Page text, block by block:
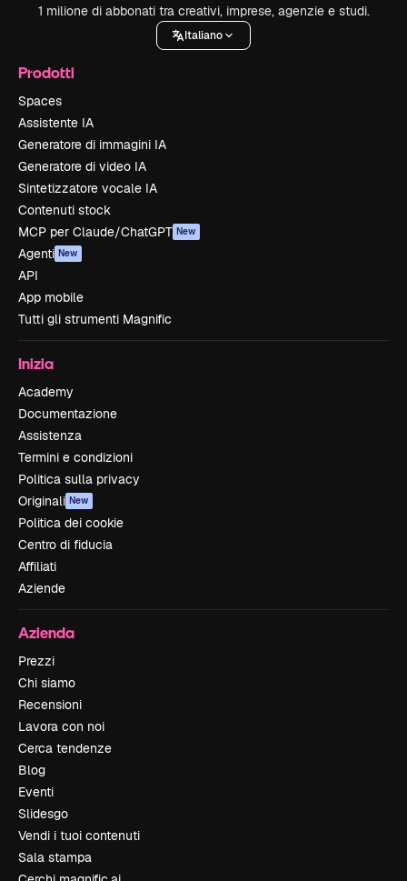
1 milione di abbonati tra creativi, imprese, agenzie e studi.
Italiano
Prodotti
Spaces
Assistente IA
Generatore di immagini IA
Generatore di video IA
Sintetizzatore vocale IA
Contenuti stock
MCP per Claude/ChatGPT New
Agenti New
API
App mobile
Tutti gli strumenti Magnific
Inizia
Academy
Documentazione
Assistenza
Termini e condizioni
Politica sulla privacy
Originali New
Politica dei cookie
Centro di fiducia
Affiliati
Aziende
Azienda
Prezzi
Chi siamo
Recensioni
Lavora con noi
Cerca tendenze
Blog
Eventi
Slidesgo
Vendi i tuoi contenuti
Sala stampa